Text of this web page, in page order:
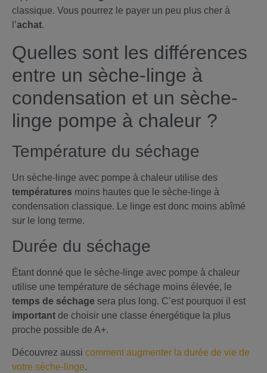
classique. Vous pourrez le payer un peu plus cher à
l’achat.
Quelles sont les différences
entre un sèche-linge à
condensation et un sèche-
linge pompe à chaleur ?
Température du séchage
Un sèche-linge avec pompe à chaleur utilise des
températures moins hautes que le sèche-linge à
condensation classique. Le linge est donc moins abîmé
sur le long terme.
Durée du séchage
Étant donné que le sèche-linge avec pompe à chaleur
utilise une température de séchage moins élevée, le
temps de séchage sera plus long. C’est pourquoi il est
important de choisir une classe énergétique la plus
proche possible de A+.
Découvrez aussi comment augmenter la durée de vie de
votre sèche-linge.